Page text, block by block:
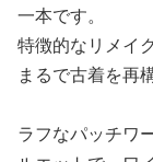
リメイク加工
¥4,840